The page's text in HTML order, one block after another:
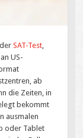
derSAT-Test
US-
ab
die Zeiten, in
bekommt
ausmalen
oder Tablet